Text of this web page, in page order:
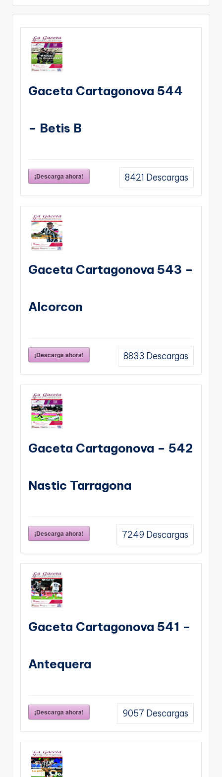
Gaceta Cartagonova 544
– Betis B
¡Descarga ahora! 8421 Descargas
Gaceta Cartagonova 543 –
Alcorcon
¡Descarga ahora! 8833 Descargas
Gaceta Cartagonova – 542
Nastic Tarragona
¡Descarga ahora! 7249 Descargas
Gaceta Cartagonova 541 –
Antequera
¡Descarga ahora! 9057 Descargas